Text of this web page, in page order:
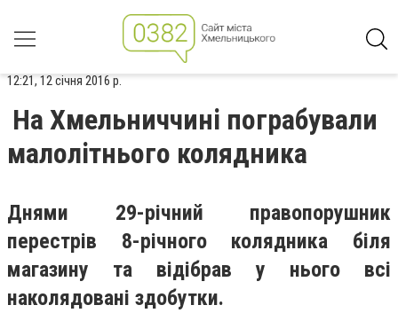
12:21, 12 січня 2016 р.
На Хмельниччині пограбували
малолітнього колядника
Днями 29-річний правопорушник
перестрів 8-річного колядника біля
магазину та відібрав у нього всі
наколядовані здобутки.